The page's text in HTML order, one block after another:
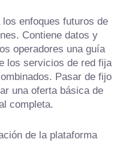
enfoques futuros de
Contiene datos y
operadores una guía
los servicios de red fija
Pasar de fijo
una oferta básica de
completa.
de la plataforma